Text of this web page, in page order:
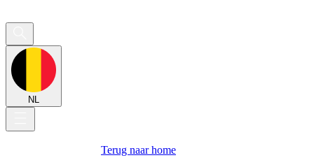
NL
Terug naar home